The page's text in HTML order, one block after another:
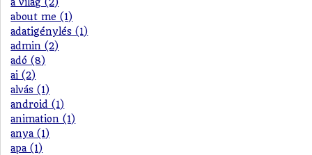
a világ (2)
about me (1)
adatigénylés (1)
admin (2)
adó (8)
ai (2)
alvás (1)
android (1)
animation (1)
anya (1)
apa (1)